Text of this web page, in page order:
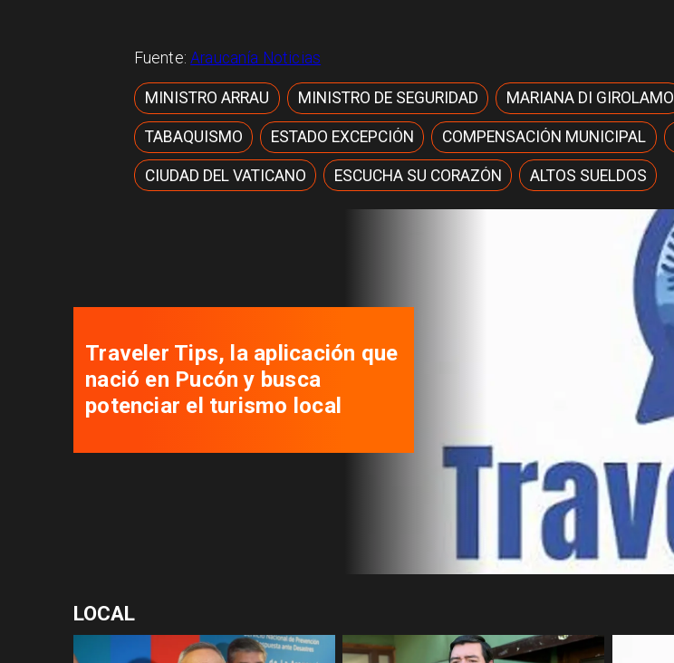
Fuente:Araucanía Noticias
MINISTRO ARRAU MINISTRO DE SEGURIDAD MARIANA DI GIROLAMO
TABAQUISMO ESTADO EXCEPCIÓN COMPENSACIÓN MUNICIPAL
CIUDAD DEL VATICANO ESCUCHA SU CORAZÓN ALTOS SUELDOS
Traveler Tips, la aplicación que
nació en Pucón y busca
potenciar el turismo local
LOCAL